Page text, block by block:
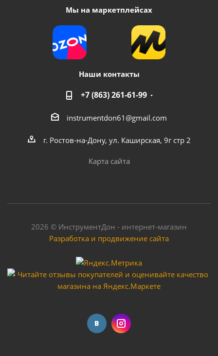
Мы на маркетплейсах
Наши контакты
+7 (863) 261-61-99
instrumentdon61@gmail.com
г. Ростов-на-Дону, ул. Каширская, 9г стр 2
Карта сайта
2026 © ИнструментДон - интернет-магазин
Разработка и продвижение сайта